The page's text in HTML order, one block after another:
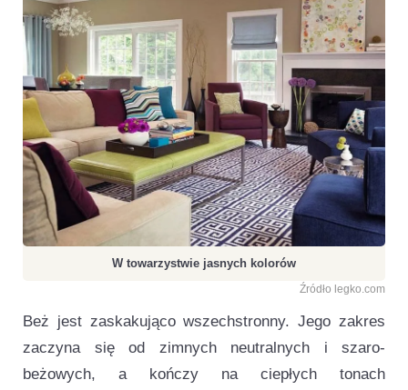
W towarzystwie jasnych kolorów
Źródło legko.com
Beż jest zaskakująco wszechstronny. Jego zakres
zaczyna się od zimnych neutralnych i szaro-
beżowych, a kończy na ciepłych tonach